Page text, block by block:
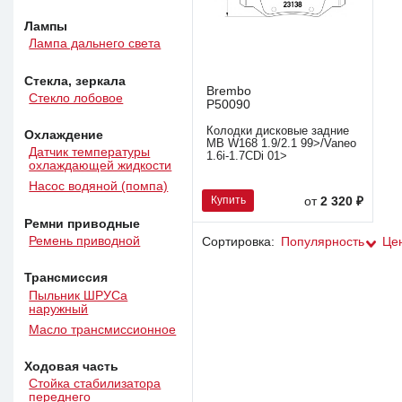
Лампы
Лампа дальнего света
Стекла, зеркала
Стекло лобовое
Охлаждение
Датчик температуры
охлаждающей жидкости
Насос водяной (помпа)
Ремни приводные
Ремень приводной
Трансмиссия
Пыльник ШРУСа
наружный
Масло трансмиссионное
Ходовая часть
Стойка стабилизатора
переднего
Brembo
P50090
Колодки дисковые задние
MB W168 1.9/2.1 99>/Vaneo
1.6i-1.7CDi 01>
Купить от2 320 ₽
Сортировка: Популярность